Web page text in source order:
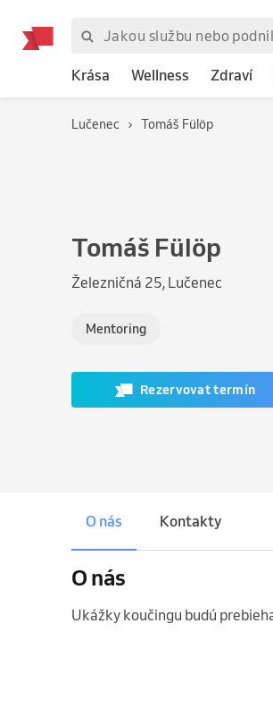
Krása Wellness Zdraví
Lučenec Tomáš Fülöp
Tomáš Fülöp
Železničná 25, Lučenec
Mentoring
Rezervovat termín
O nás Kontakty
O nás
Ukážky koučingu budú